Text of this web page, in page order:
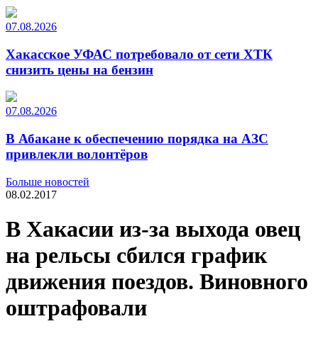
07.08.2026
Хакасское УФАС потребовало от сети ХТК
снизить цены на бензин
07.08.2026
В Абакане к обеспечению порядка на АЗС
привлекли волонтёров
Больше новостей
08.02.2017
В Хакасии из-за выхода овец
на рельсы сбился график
движения поездов. Виновного
оштрафовали